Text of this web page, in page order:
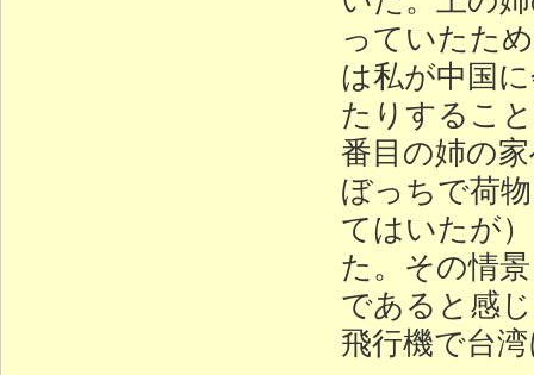
っていたた
は私が中国
たりするこ
番目の姉の
ぼっちで荷
てはいたが
た。その情
であると感
飛行機で台